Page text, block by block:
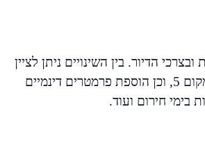
הדיור. בין השינויים ניתן לציין
התאמות לנתוני שירות עדכניים, שינוי רף הזכאות ל-3 שנים אחרונות במקום 5, וכן הוספת פרמטרים דינמיים
בימי חירום ועוד.